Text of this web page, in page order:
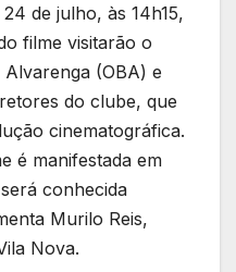
de julho, às 14h15,
filme visitarão o
(OBA) e
do clube, que
cinematográfica.
é manifestada em
conhecida
Murilo Reis,
Nova.